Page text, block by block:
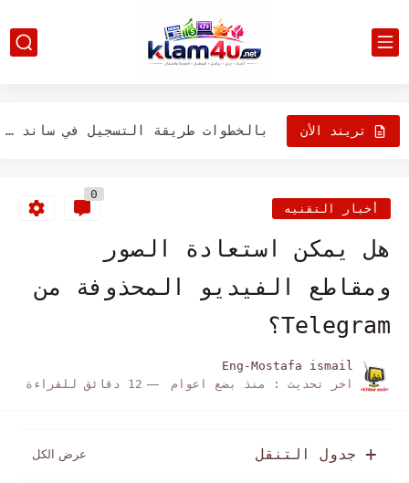
تريند الأن
شروط وطريقة .. تجديد الإقامة الجديدة في السعودية 2022...
بالخطوات طريقة التسجيل في ساند 1444 للعاطلين وللنساء من...
أخبار التقنيه
0
هل يمكن استعادة الصور
ومقاطع الفيديو المحذوفة من
Telegram؟
Eng-Mostafa ismail
اخر تحديث :
منذ بضع اعوام 12 دقائق للقراءة
جدول التنقل